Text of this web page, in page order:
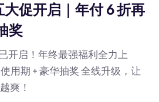
促开启｜年付 6 折再
奖
开启！年终最强福利全力上
用期 + 豪华抽奖 全线升级，让
爽！